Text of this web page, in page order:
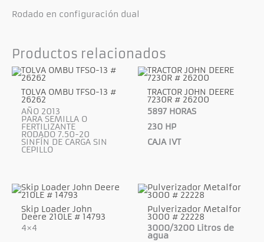
Rodado en configuración dual
Productos relacionados
TOLVA OMBU TFSO-13 #
26262
AÑO 2013
PARA SEMILLA O
FERTILIZANTE
RODADO 7.50-20
SINFÍN DE CARGA SIN
CEPILLO
TRACTOR JOHN DEERE
7230R # 26200
5897 HORAS
230 HP
CAJA IVT
Skip Loader John
Deere 210LE # 14793
4×4
Pulverizador Metalfor
3000 # 22228
3000/3200 Litros de
agua